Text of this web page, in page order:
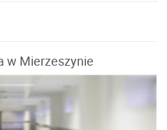
w Mierzeszynie